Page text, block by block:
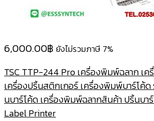
6,000.00฿ ยังไม่รวมภาษี 7%
TSC TTP-244 Pro เครื่องพิมพ์ฉลาก เ
เครื่องปริ้นสติกเกอร์ เครื่องพิมพ์บาร์โค้ด
นบาร์โค้ด เครื่องพิมพ์ฉลากสินค้า ปริ้นบา
Label Printer